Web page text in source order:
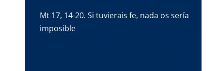
Mt 17, 14-20. Si tuvierais fe, nada os sería
imposible